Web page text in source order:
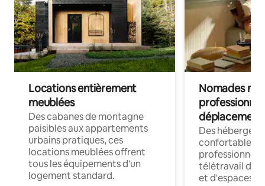
Locations entièrement
meublées
Des cabanes de montagne
paisibles aux appartements
urbains pratiques, ces
locations meublées offrent
tous les équipements d'un
logement standard.
Nomades
déplacement
Des
confortables
professionnels
télétravail
et d'espaces